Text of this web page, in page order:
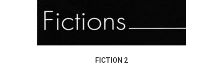
FICTION 2